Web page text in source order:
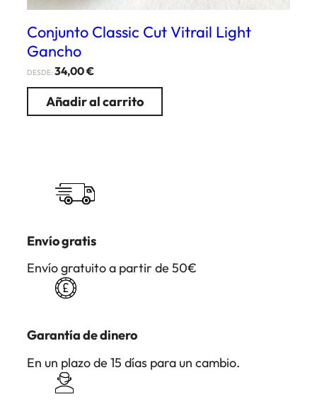
Conjunto Classic Cut Vitrail Light
Gancho
DESDE: 34,00€
Añadir al carrito
Envío gratis
Envío gratuito a partir de 50€
Garantía de dinero
En un plazo de 15 días para un cambio.